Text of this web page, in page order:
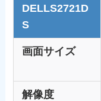
DELLS2721D
S
画面サイズ
解像度